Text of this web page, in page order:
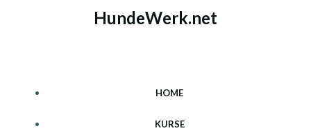
HundeWerk.net
HOME
KURSE